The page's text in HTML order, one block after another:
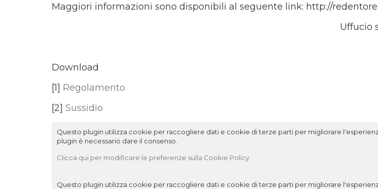
Maggiori informazioni sono disponibili al seguente link: http://
Uffucio
Download
[1] Regolamento
[2] Sussidio
Questo plugin utilizza cookie per raccogliere dati e cookie di terze parti per migliorare
plugin è necessario dare il consenso.
Clicca qui per modificare le preferenze sulla Cookie Policy
Questo plugin utilizza cookie per raccogliere dati e cookie di terze parti per migliorare